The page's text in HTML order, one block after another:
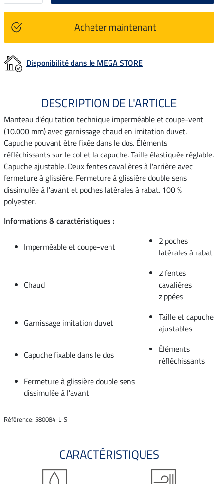
Acheter maintenant
Disponibilité dans le MEGA STORE
DESCRIPTION DE L'ARTICLE
Manteau d'équitation technique imperméable et coupe-vent
(10.000 mm) avec garnissage chaud en imitation duvet.
Capuche pouvant être fixée dans le dos. Éléments
réfléchissants sur le col et la capuche. Taille élastiquée réglable.
Capuche ajustable. Deux fentes cavalières à l'arrière avec
fermeture à glissière. Fermeture à glissière double sens
dissimulée à l'avant et poches latérales à rabat. 100 %
polyester.
Informations & caractéristiques :
Imperméable et coupe-vent
2 poches
latérales à rabat
Chaud
2 fentes
cavalières
zippées
Garnissage imitation duvet
Taille et capuche
ajustables
Capuche fixable dans le dos
Éléments
réfléchissants
Fermeture à glissière double sens
dissimulée à l'avant
Référence: 580084-L-S
CARACTÉRISTIQUES